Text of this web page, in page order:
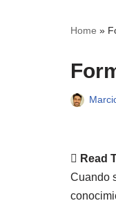
Home »
Read
Cuando